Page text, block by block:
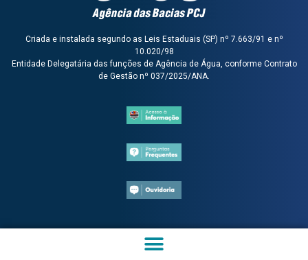
Criada e instalada segundo as Leis Estaduais (SP) nº 7.663/91 e nº
10.020/98
Entidade Delegatária das funções de Agência de Água, conforme Contrato
de Gestão nº 037/2025/ANA.